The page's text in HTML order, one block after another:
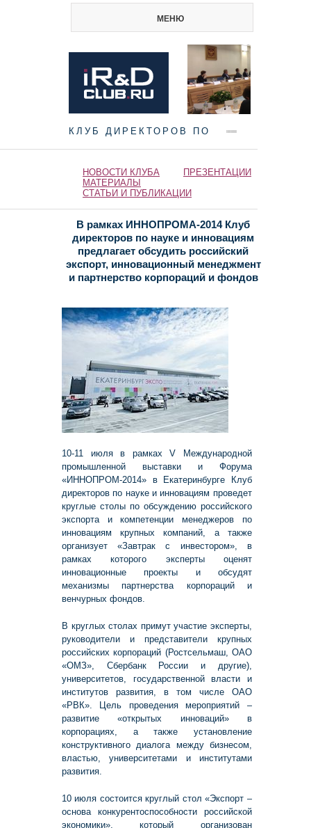
МЕНЮ
КЛУБ ДИРЕКТОРОВ ПО
НАУКЕ И ИННОВАЦИЯМ
НОВОСТИ КЛУБА
ПРЕЗЕНТАЦИИ
МАТЕРИАЛЫ
СТАТЬИ И ПУБЛИКАЦИИ
В рамках ИННОПРОМА-2014 Клуб
директоров по науке и инновациям
предлагает обсудить российский
экспорт, инновационный менеджмент
и партнерство корпораций и фондов
10-11 июля в рамках V Международной
промышленной выставки и Форума
«ИННОПРОМ-2014» в Екатеринбурге Клуб
директоров по науке и инновациям проведет
круглые столы по обсуждению российского
экспорта и компетенции менеджеров по
инновациям крупных компаний, а также
организует «Завтрак с инвестором», в
рамках которого эксперты оценят
инновационные проекты и обсудят
механизмы партнерства корпораций и
венчурных фондов.
В круглых столах примут участие эксперты,
руководители и представители крупных
российских корпораций (Ростсельмаш, ОАО
«ОМЗ», Сбербанк России и другие),
университетов, государственной власти и
институтов развития, в том числе ОАО
«РВК». Цель проведения мероприятий –
развитие «открытых инноваций» в
корпорациях, а также установление
конструктивного диалога между бизнесом,
властью, университетами и институтами
развития.
10 июля состоится круглый стол «Экспорт –
основа конкурентоспособности российской
экономики», который организован